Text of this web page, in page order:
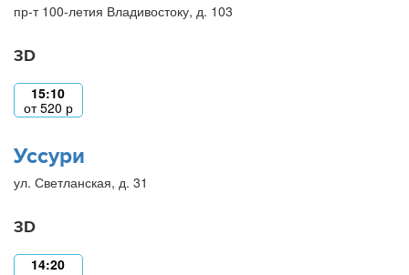
пр-т 100-летия Владивостоку, д. 103
3D
15:10
от520 р
Уссури
ул. Светланская, д. 31
3D
14:20